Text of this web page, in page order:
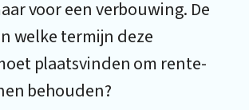
voor een verbouwing. De
welke termijn deze
plaatsvinden om rente-
behouden?